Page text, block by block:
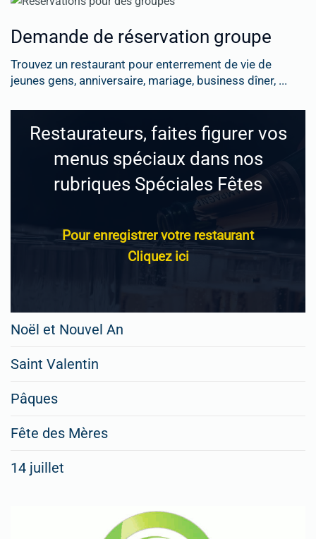
Demande de réservation groupe
Trouvez un restaurant pour enterrement de vie de
jeunes gens, anniversaire, mariage, business dîner, ...
Restaurateurs, faites figurer vos
menus spéciaux dans nos
rubriques Spéciales Fêtes
Pour enregistrer votre restaurant
Cliquez ici
Noël et Nouvel An
Saint Valentin
Pâques
Fête des Mères
14 juillet